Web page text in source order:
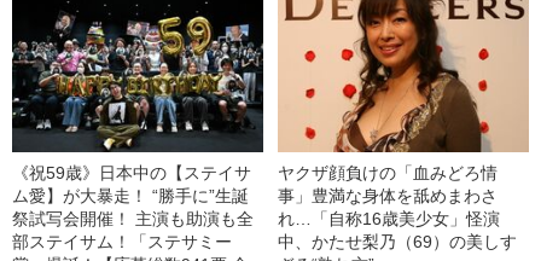
《祝59歳》日本中の【ステイサ
ム愛】が大暴走！ “勝手に”生誕
祭試写会開催！ 主演も助演も全
部ステイサム！「ステサミー
ヤクザ顔負けの「血みどろ情
事」豊満な身体を舐めまわさ
れ…「自称16歳美少女」怪演
中、かたせ梨乃（69）の美しす